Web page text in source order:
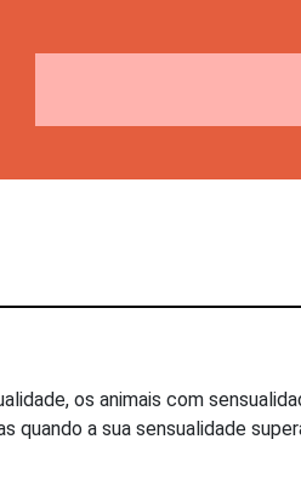
os animais com
quando a sua sensualidade